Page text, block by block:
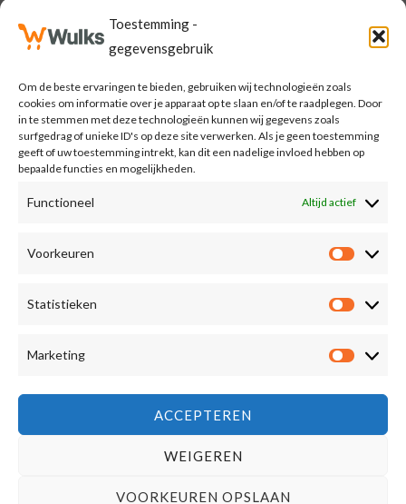
Toestemming -
gegevensgebruik
Om de beste ervaringen te bieden, gebruiken wij technologieën zoals
cookies om informatie over je apparaat op te slaan en/of te raadplegen. Door
in te stemmen met deze technologieën kunnen wij gegevens zoals
surfgedrag of unieke ID's op deze site verwerken. Als je geen toestemming
geeft of uw toestemming intrekt, kan dit een nadelige invloed hebben op
bepaalde functies en mogelijkheden.
Functioneel Altijd actief
Voorkeuren
Statistieken
Marketing
ACCEPTEREN
WEIGEREN
VOORKEUREN OPSLAAN
Meld je aan voor de Wulks nieuwsbrief
E
m
Algemene voorwaarden-Privacybeleid-Cookiebeleid